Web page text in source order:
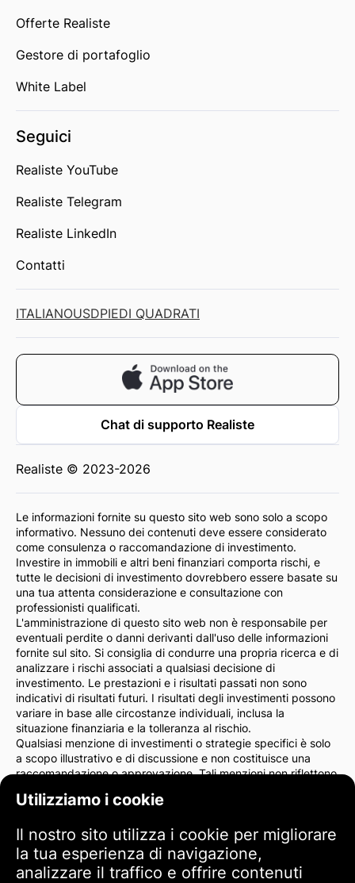
Utilizziamo i cookie
Il nostro sito utilizza i cookie per migliorare
la tua esperienza di navigazione,
analizzare il traffico e offrire contenuti
Offerte Realiste
Gestore di portafoglio
White Label
Seguici
Realiste YouTube
Realiste Telegram
Realiste LinkedIn
Contatti
ITALIANOUSDPIEDI QUADRATI
Chat di supporto Realiste
Realiste © 2023-2026
Le informazioni fornite su questo sito web sono solo a scopo
informativo. Nessuno dei contenuti deve essere considerato
come consulenza o raccomandazione di investimento.
Investire in immobili e altri beni finanziari comporta rischi, e
tutte le decisioni di investimento dovrebbero essere basate su
una tua attenta considerazione e consultazione con
professionisti qualificati.
L'amministrazione di questo sito web non è responsabile per
eventuali perdite o danni derivanti dall'uso delle informazioni
fornite sul sito. Si consiglia di condurre una propria ricerca e di
analizzare i rischi associati a qualsiasi decisione di
investimento. Le prestazioni e i risultati passati non sono
indicativi di risultati futuri. I risultati degli investimenti possono
variare in base alle circostanze individuali, inclusa la
situazione finanziaria e la tolleranza al rischio.
Qualsiasi menzione di investimenti o strategie specifici è solo
a scopo illustrativo e di discussione e non costituisce una
raccomandazione o approvazione. Tali menzioni non riflettono
Consigliamo vivamente di consultare un consulente finanziario
l'unico responsabile delle tue azioni di investimento e dei rischi
ad esse associati.
Utilizzando questo sito web, accetti che l'amministrazione del
sito non è responsabile per eventuali perdite o danni diretti o